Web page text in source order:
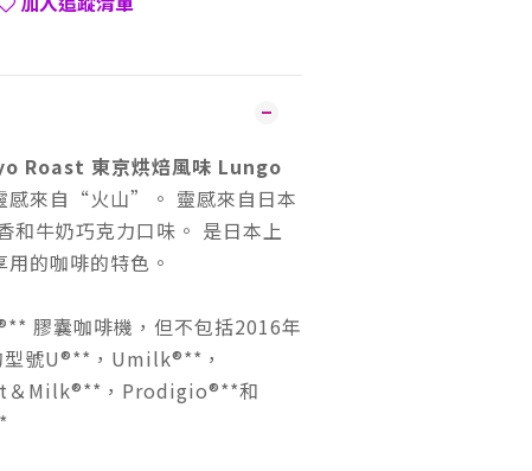
Roast 東京烘焙風味 Lungo
感來自“火山”。 靈感來自日本
和牛奶巧克力口味。 是日本上
的咖啡的特色。
膠囊咖啡機，但不包括2016年
號U®**，Umilk®**，
＆Milk®**，Prodigio®**和